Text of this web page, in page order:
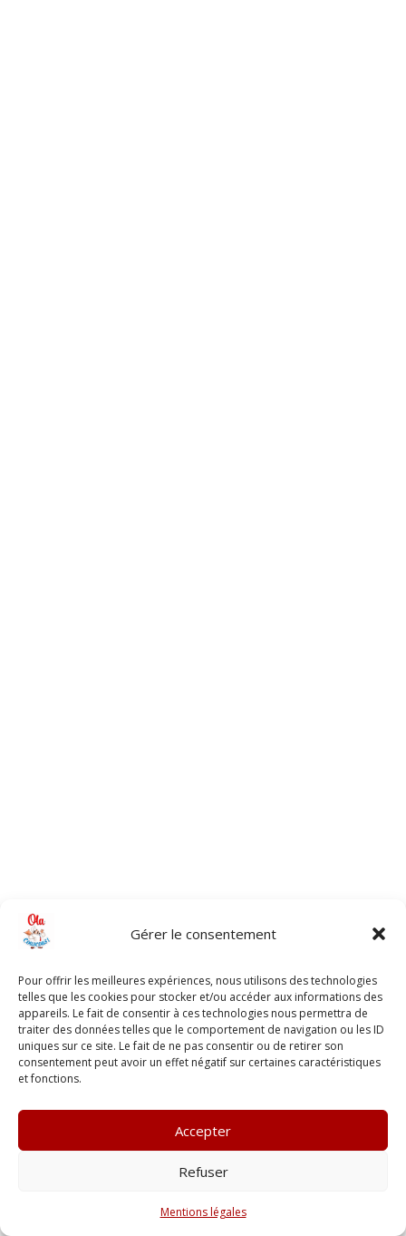
Gérer le consentement
Pour offrir les meilleures expériences, nous utilisons des technologies
telles que les cookies pour stocker et/ou accéder aux informations des
appareils. Le fait de consentir à ces technologies nous permettra de
traiter des données telles que le comportement de navigation ou les ID
uniques sur ce site. Le fait de ne pas consentir ou de retirer son
consentement peut avoir un effet négatif sur certaines caractéristiques
et fonctions.
Accepter
Refuser
Mentions légales